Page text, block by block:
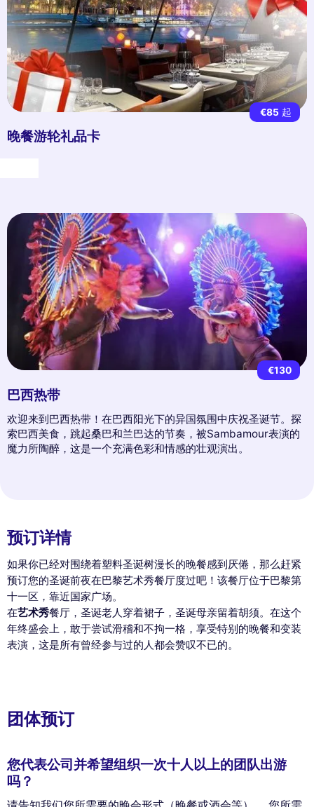
€85 起
晚餐游轮礼品卡
€130
巴西热带
欢迎来到巴西热带！在巴西阳光下的异国氛围中庆祝圣诞节。探
索巴西美食，跳起桑巴和兰巴达的节奏，被Sambamour表演的
魔力所陶醉，这是一个充满色彩和情感的壮观演出。
预订详情
如果你已经对围绕着塑料圣诞树漫长的晚餐感到厌倦，那么赶紧
预订您的圣诞前夜在巴黎艺术秀餐厅度过吧！该餐厅位于巴黎第
十一区，靠近国家广场。
在艺术秀餐厅，圣诞老人穿着裙子，圣诞母亲留着胡须。在这个
年终盛会上，敢于尝试滑稽和不拘一格，享受特别的晚餐和变装
表演，这是所有曾经参与过的人都会赞叹不已的。
团体预订
您代表公司并希望组织一次十人以上的团队出游
吗？